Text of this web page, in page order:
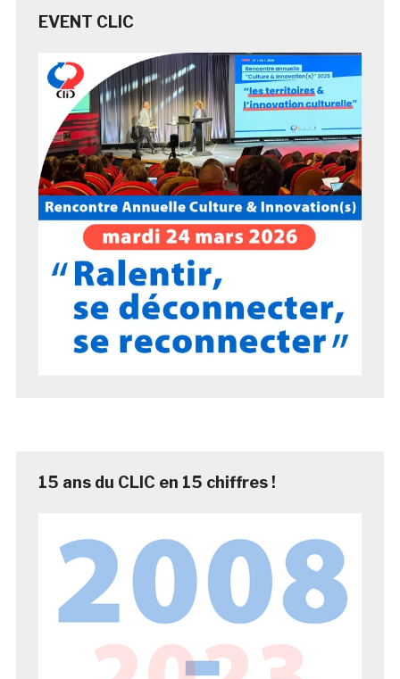
EVENT CLIC
15 ans du CLIC en 15 chiffres !